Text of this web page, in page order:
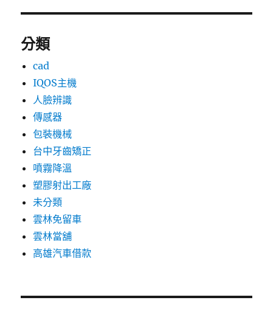
分類
cad
IQOS主機
人臉辨識
傳感器
包裝機械
台中牙齒矯正
噴霧降溫
塑膠射出工廠
未分類
雲林免留車
雲林當舖
高雄汽車借款